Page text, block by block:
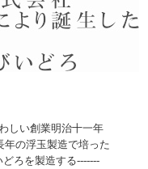
しい創業明治十一年
年の浮玉製造で培った
ろを製造する-------